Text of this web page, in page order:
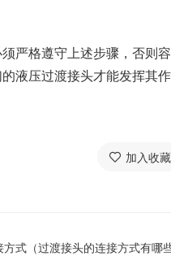
格遵守上述步骤，否则
液压过渡接头才能发挥其
加入收藏
式（过渡接头的连接方式有哪些